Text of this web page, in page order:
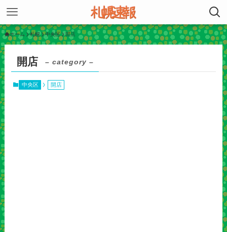
ホーム 札幌 中央区 開店
開店 – category –
中央区 開店